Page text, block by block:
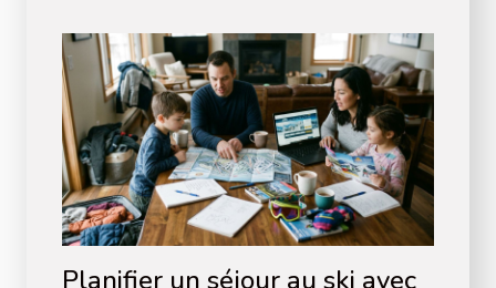
Planifier un séjour au ski avec